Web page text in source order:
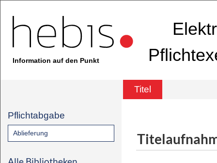
Information auf den Punkt
Titel
Pflichtabgabe
Ablieferung